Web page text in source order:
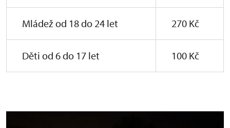
Mládež od 18 do 24 let 270 Kč
Děti od 6 do 17 let 100 Kč